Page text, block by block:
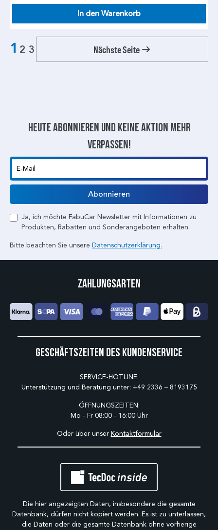
In den Warenkorb
1 2 3 Nächste Seite
Heute abonnieren und keine aktion mehr
verpassen!
E-Mail
Abonnieren
Ja, ich möchte FabuCar Newsletter mit Informationen zu
Produkten, Rabatten und Sonderangeboten erhalten.
Bitte beachten Sie unsere Datenschutzerklärung.
Geschäftszeiten des Kundenservice
SERVICE-HOTLINE:
Unterstützung und Beratung unter: +49 2336 – 8193175
ÖFFNUNGSZEITEN:
Mo - Fr 08:00 - 16:00 Uhr
Oder über unser Kontaktformular
Zahlungsarten
Die hier angezeigten Daten, insbesondere die gesamte
Datenbank, dürfen nicht kopiert werden. Es ist zu unterlassen,
die Daten oder die gesamte Datenbank ohne vorherige